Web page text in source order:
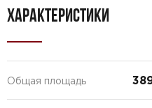
ХАРАКТЕРИСТИКИ
Общая площадь